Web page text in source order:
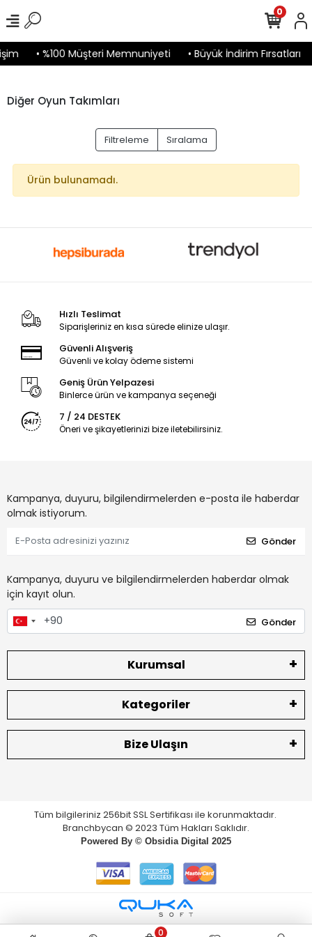
• %100 Müşteri Memnuniyeti • Büyük İndirim Fırsatları
0
Diğer Oyun Takımları
Filtreleme Sıralama
Ürün bulunamadı.
Hızlı Teslimat
Siparişleriniz en kısa sürede elinize ulaşır.
Güvenli Alışveriş
Güvenli ve kolay ödeme sistemi
Geniş Ürün Yelpazesi
Binlerce ürün ve kampanya seçeneği
7 / 24 DESTEK
Öneri ve şikayetlerinizi bize iletebilirsiniz.
Kampanya, duyuru, bilgilendirmelerden e-posta ile haberdar
olmak istiyorum.
Gönder
Kampanya, duyuru ve bilgilendirmelerden haberdar olmak
için kayıt olun.
Gönder
Kurumsal
Kategoriler
Bize Ulaşın
Tüm bilgileriniz 256bit SSL Sertifikası ile korunmaktadır.
Branchbycan © 2023 Tüm Hakları Saklıdır.
Powered By © Obsidia Digital 2025
0